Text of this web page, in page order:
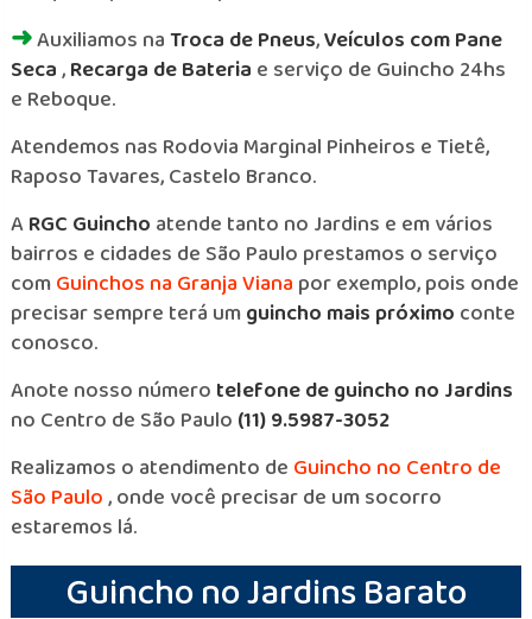
➜Auxiliamos naTroca de Pneus,Veículos com Pane
Seca,Recarga de Bateria e serviço de Guincho 24hs
e Reboque.
Atendemos nas Rodovia Marginal Pinheiros e Tietê,
Raposo Tavares, Castelo Branco.
ARGC Guincho atende tanto no Jardins e em vários
bairros e cidades de São Paulo prestamos o serviço
comGuinchos na Granja Viana por exemplo, pois onde
precisar sempre terá umguincho mais próximo conte
conosco.
Anote nosso número telefone de guincho no Jardins
no Centro de São Paulo (11) 9.5987-3052
Realizamos o atendimento de Guincho no Centro de
São Paulo, onde você precisar de um socorro
estaremos lá.
Guincho no Jardins Barato